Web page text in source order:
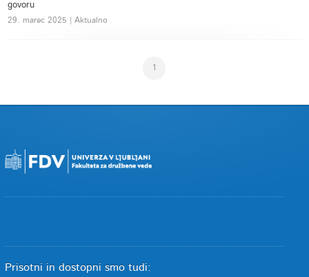
govoru
29. marec 2025 | Aktualno
1
Prisotni in dostopni smo tudi: